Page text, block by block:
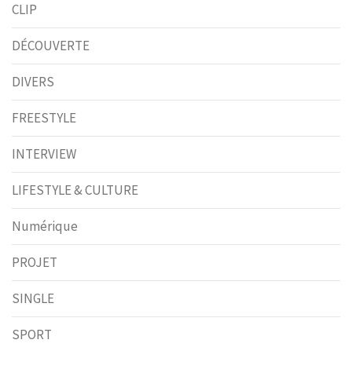
CLIP
DÉCOUVERTE
DIVERS
FREESTYLE
INTERVIEW
LIFESTYLE & CULTURE
Numérique
PROJET
SINGLE
SPORT